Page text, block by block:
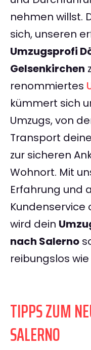
nehmen willst.
sich, unseren
Umzugsprofi
Gelsenkirchen
renommiertes
kümmert sich
Umzugs, von
Transport
zur sicheren
Wohnort. Mit
Erfahrung und
Kundenservice
wird dein
nach Salerno
reibungslos
TIPPS ZUM
SALERNO